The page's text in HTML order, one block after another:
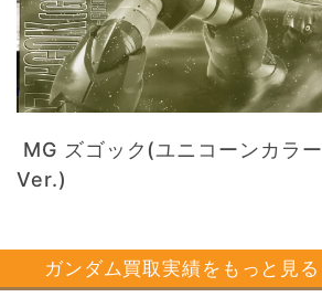
MG ズゴック(ユニコーンカラー
Ver.)
ガンダム買取実績をもっと見る